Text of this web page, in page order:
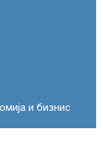
и бизнис